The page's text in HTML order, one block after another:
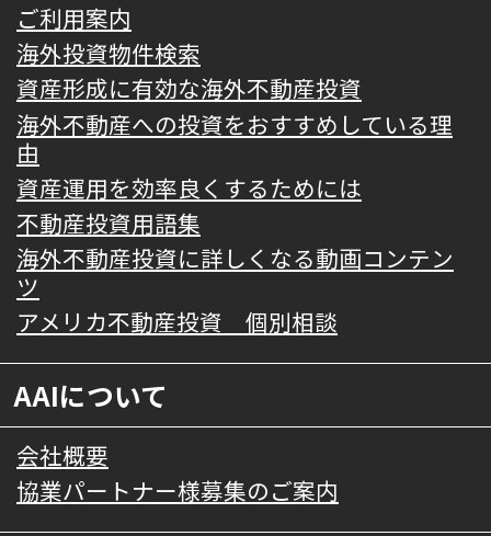
ご利用案内
海外投資物件検索
資産形成に有効な海外不動産投資
海外不動産への投資をおすすめしている理
由
資産運用を効率良くするためには
不動産投資用語集
海外不動産投資に詳しくなる動画コンテン
ツ
アメリカ不動産投資 個別相談
AAIについて
会社概要
協業パートナー様募集のご案内